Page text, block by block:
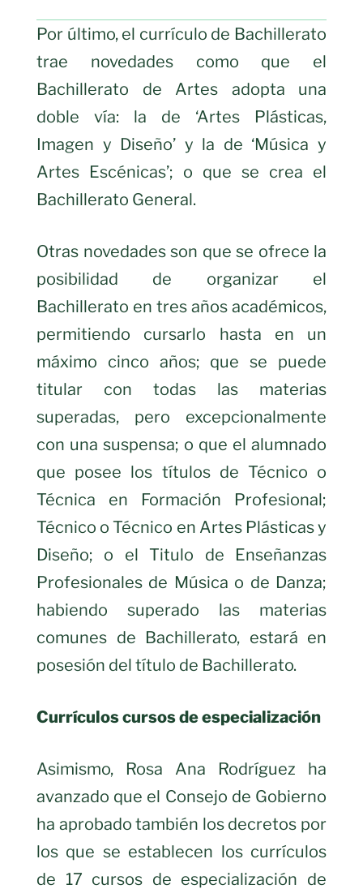
Por último, el currículo de Bachillerato
trae novedades como que el
Bachillerato de Artes adopta una
doble vía: la de ‘Artes Plásticas,
Imagen y Diseño’ y la de ‘Música y
Artes Escénicas’; o que se crea el
Bachillerato General.
Otras novedades son que se ofrece la
posibilidad de organizar el
Bachillerato en tres años académicos,
permitiendo cursarlo hasta en un
máximo cinco años; que se puede
titular con todas las materias
superadas, pero excepcionalmente
con una suspensa; o que el alumnado
que posee los títulos de Técnico o
Técnica en Formación Profesional;
Técnico o Técnico en Artes Plásticas y
Diseño; o el Titulo de Enseñanzas
Profesionales de Música o de Danza;
habiendo superado las materias
comunes de Bachillerato, estará en
posesión del título de Bachillerato.
Currículos cursos de especialización
Asimismo, Rosa Ana Rodríguez ha
avanzado que el Consejo de Gobierno
ha aprobado también los decretos por
los que se establecen los currículos
de 17 cursos de especialización de